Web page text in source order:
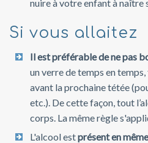
nuire à votre enfant à naître
Si vous allaitez
Il est préférable de ne pas
un verre de temps en
avant la prochaine tétée
etc.). De cette façon, tout
corps. La même règle
L'alcool estprésent en